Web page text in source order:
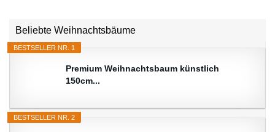
Beliebte Weihnachtsbäume
BESTSELLER NR. 1
Premium Weihnachtsbaum künstlich
150cm...
BESTSELLER NR. 2